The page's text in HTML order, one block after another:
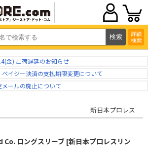
詳細
検索
金) 出荷遅延のお知らせ
ペイジー決済の支払期限変更について
メールの廃止について
新日本プロレス
ロングスリーブ [新日本プロレスリン